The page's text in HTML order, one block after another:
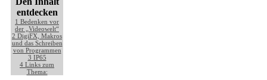
entdecken
1 Bedenken vor
der „Videowelt“
2 DigiFX, Makros
und das Schreiben
von Programmen
3 IP65
4 Links zum
Thema: